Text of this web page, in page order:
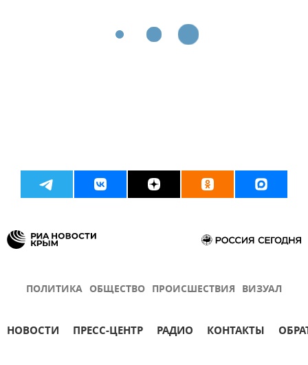
ПОЛИТИКА ОБЩЕСТВО ПРОИСШЕСТВИЯ ВИЗУАЛ
НОВОСТИ ПРЕСС-ЦЕНТР РАДИО КОНТАКТЫ